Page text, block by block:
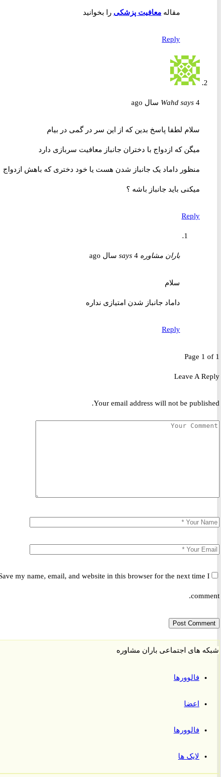
مقالهمعافیت پزشکیرا بخوانید
Reply
Wahd says
سلام لطفا پاسخ بدین که از این سر در گمی در بیام
میگن که ازدواج با دختران جانباز معافیت سربازی دارد
منظور داماد یک جانباز شدن هست یا خود دختری که باهش ازدواج
میکنی باید جانباز باشه ؟
Reply
باران مشاوره says 4 سال ago
سلام
داماد جانباز شدن امتیازی نداره
Reply
Page 1
Leave A
Your email address will not be
Save my name, email, and website in this browser for the next time
های اجتماعی باران مشاوره
فالوورها
اعضا
فالوورها
لایک ها